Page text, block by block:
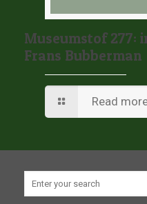
Museumstof 277:
Frans Bubberman
Read